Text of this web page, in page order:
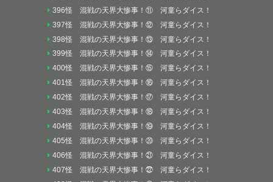
396怪 混戦の天界大惨事！⑪ 河童らダイス！
397怪 混戦の天界大惨事！⑫ 河童らダイス！
398怪 混戦の天界大惨事！⑬ 河童らダイス！
399怪 混戦の天界大惨事！⑭ 河童らダイス！
400怪 混戦の天界大惨事！⑮ 河童らダイス！
401怪 混戦の天界大惨事！⑯ 河童らダイス！
402怪 混戦の天界大惨事！⑰ 河童らダイス！
403怪 混戦の天界大惨事！⑱ 河童らダイス！
404怪 混戦の天界大惨事！⑲ 河童らダイス！
405怪 混戦の天界大惨事！⑳ 河童らダイス！
406怪 混戦の天界大惨事！㉑ 河童らダイス！
407怪 混戦の天界大惨事！㉒ 河童らダイス！